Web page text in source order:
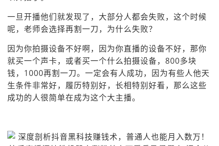
一旦开播他们就发现了，大部分人都会失败，这个时候
呢，老师会选择再割一刀，为什么失败？
因为你拍摄设备不好啊，因为你直播的设备不好，那你
就买一个声卡，或者买一个什么拍摄设备，800多块
钱，1000再割一刀。一定会有人成功，因为有些人他天
生条件非常好，履历特别好，长相特别好看，那么这些
成功的人很简单在成为这个大主播。